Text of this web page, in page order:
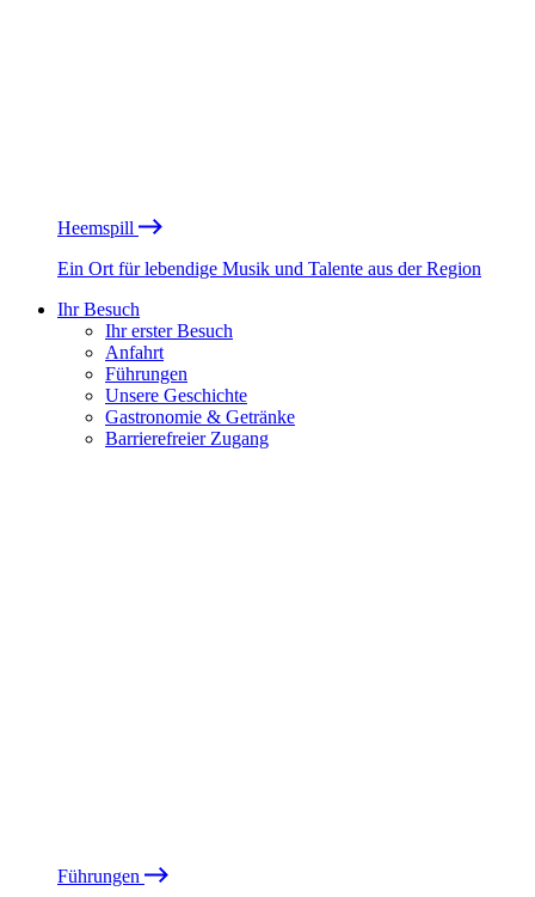
Heemspill
Ein Ort für lebendige Musik und Talente aus der Region
Ihr Besuch
Ihr erster Besuch
Anfahrt
Führungen
Unsere Geschichte
Gastronomie & Getränke
Barrierefreier Zugang
Führungen